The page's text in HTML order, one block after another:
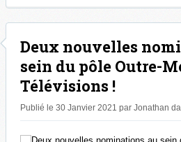
Deux nouvelles
sein du pôle Outre-
Télévisions !
Publié le 30 Janvier 2021 par Jonathan